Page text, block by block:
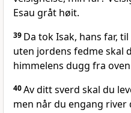
Esau gråt høit.
39 Da tok Isak, hans far,
uten jordens fedme skal
himmelens dugg fra
40Av ditt sverd skal du
men når du engang river